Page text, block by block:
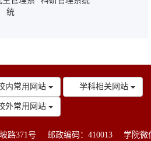
统
内常用网站 学科相关网站
外常用网站
路371号 邮政编码：410013
学院微